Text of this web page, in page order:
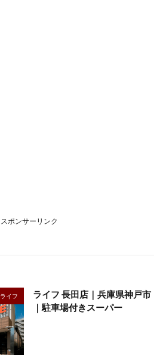
スポンサーリンク
ライフ
ライフ 長田店｜兵庫県神戸市
｜駐車場付きスーパー